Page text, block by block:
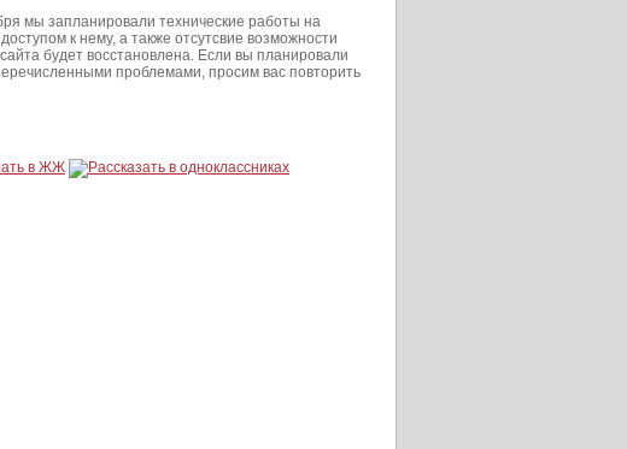
мы запланировали технические работы на
к нему, а также отсутсвие возможности
будет восстановлена. Если вы планировали
проблемами, просим вас повторить